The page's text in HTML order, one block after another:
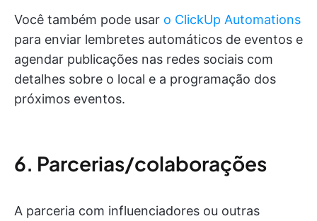
Você também pode usar o ClickUp Automations
para enviar lembretes automáticos de eventos e
agendar publicações nas redes sociais com
detalhes sobre o local e a programação dos
próximos eventos.
6. Parcerias/colaborações
A parceria com influenciadores ou outras